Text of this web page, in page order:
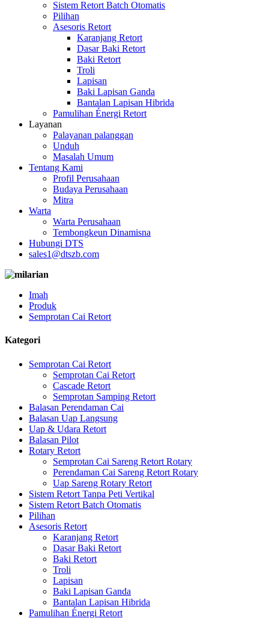
Sistem Retort Batch Otomatis
Pilihan
Asesoris Retort
Karanjang Retort
Dasar Baki Retort
Baki Retort
Troli
Lapisan
Baki Lapisan Ganda
Bantalan Lapisan Hibrida
Pamulihan Énergi Retort
Layanan
Palayanan palanggan
Unduh
Masalah Umum
Tentang Kami
Profil Perusahaan
Budaya Perusahaan
Mitra
Warta
Warta Perusahaan
Tembongkeun Dinamisna
Hubungi DTS
sales1@dtszb.com
Imah
Produk
Semprotan Cai Retort
Kategori
Semprotan Cai Retort
Semprotan Cai Retort
Cascade Retort
Semprotan Samping Retort
Balasan Perendaman Cai
Balasan Uap Langsung
Uap & Udara Retort
Balasan Pilot
Rotary Retort
Semprotan Cai Sareng Retort Rotary
Perendaman Cai Sareng Retort Rotary
Uap Sareng Rotary Retort
Sistem Retort Tanpa Peti Vertikal
Sistem Retort Batch Otomatis
Pilihan
Asesoris Retort
Karanjang Retort
Dasar Baki Retort
Baki Retort
Troli
Lapisan
Baki Lapisan Ganda
Bantalan Lapisan Hibrida
Pamulihan Énergi Retort